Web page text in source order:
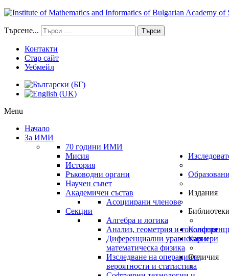
Търсене... Търси
Контакти
Стар сайт
Уебмейл
Menu
Начало
За ИМИ
70 години ИМИ
Мисия
История
Ръководни органи
Научен съвет
Академичен състав
Асоциирани членове
Секции
Алгебра и логика
Анализ, геометрия и топология
Диференциални уравнения и
математическа физика
Изследване на операциите,
вероятности и статистика
Издания
Кариери
Отличия